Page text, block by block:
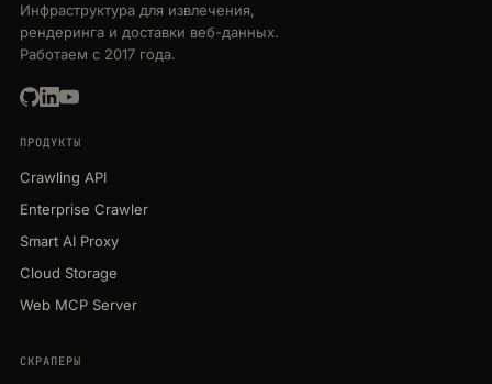
Инфраструктура для извлечения,
рендеринга и доставки веб-данных.
Работаем с 2017 года.
ПРОДУКТЫ
Crawling API
Enterprise Crawler
Smart AI Proxy
Cloud Storage
Web MCP Server
СКРАПЕРЫ